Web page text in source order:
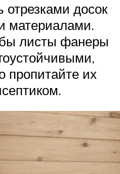
досок
материалами.
листы фанеры
пропитайте их